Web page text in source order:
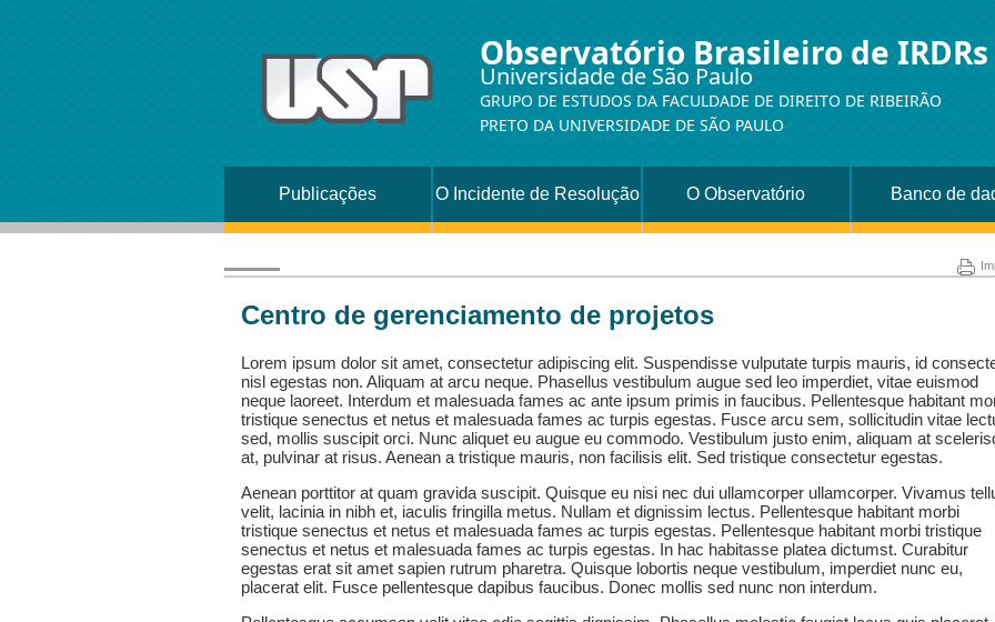
Observatório Brasileiro de IRDRs
Universidade de São Paulo
GRUPO DE ESTUDOS DA FACULDADE DE DIREITO DE RIBEIRÃO
PRETO DA UNIVERSIDADE DE SÃO PAULO
Publicações O Incidente de Resolução O Observatório Banco de
Centro de gerenciamento de projetos
Lorem ipsum dolor sit amet, consectetur adipiscing elit. Suspendisse vulputate turpis mauris, id
nisl egestas non. Aliquam at arcu neque. Phasellus vestibulum augue sed leo imperdiet, vitae euismod
neque laoreet. Interdum et malesuada fames ac ante ipsum primis in faucibus. Pellentesque habitant
tristique senectus et netus et malesuada fames ac turpis egestas. Fusce arcu sem, sollicitudin vitae
sed, mollis suscipit orci. Nunc aliquet eu augue eu commodo. Vestibulum justo enim, aliquam at
at, pulvinar at risus. Aenean a tristique mauris, non facilisis elit. Sed tristique consectetur egestas.
Aenean porttitor at quam gravida suscipit. Quisque eu nisi nec dui ullamcorper ullamcorper. Vivamus
velit, lacinia in nibh et, iaculis fringilla metus. Nullam et dignissim lectus. Pellentesque habitant morbi
tristique senectus et netus et malesuada fames ac turpis egestas. Pellentesque habitant morbi tristique
senectus et netus et malesuada fames ac turpis egestas. In hac habitasse platea dictumst. Curabitur
egestas erat sit amet sapien rutrum pharetra. Quisque lobortis neque vestibulum, imperdiet nunc eu,
placerat elit. Fusce pellentesque dapibus faucibus. Donec mollis sed nunc non interdum.